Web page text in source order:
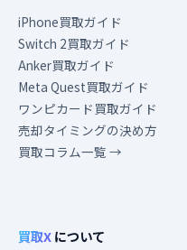
iPhone買取ガイド
Switch 2買取ガイド
Anker買取ガイド
Meta Quest買取ガイド
ワンピカード買取ガイド
売却タイミングの決め方
買取コラム一覧 →
買取Xについて